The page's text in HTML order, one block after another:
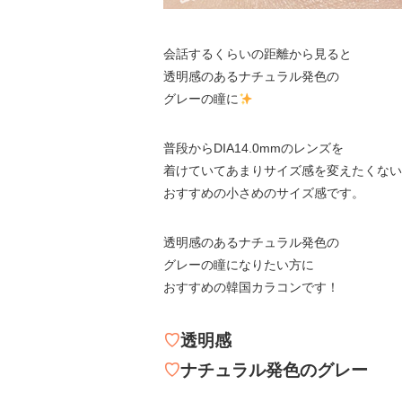
会話するくらいの距離から見ると
透明感のあるナチュラル発色の
グレーの瞳に
普段からDIA14.0mmのレンズを
着けていてあまりサイズ感を変えたくな
おすすめの小さめのサイズ感です。
透明感のあるナチュラル発色の
グレーの瞳になりたい方に
おすすめの韓国カラコンです！
♡透明感
♡ナチュラル発色のグレー